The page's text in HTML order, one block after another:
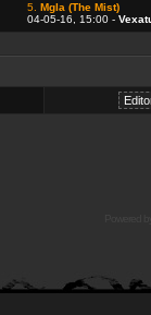
5. Mgla (The Mist)
04-05-16, 15:00 -